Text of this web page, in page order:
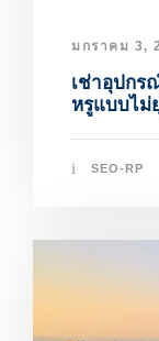
มกราคม 3,
เช่าอุปกร
หรูแบบไม่
SEO-RP